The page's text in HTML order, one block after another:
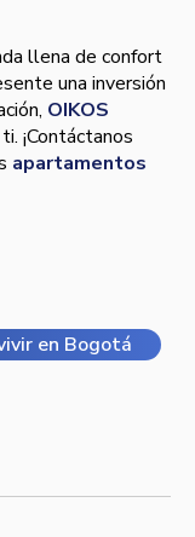
llena de confort
una inversión
OIKOS
¡Contáctanos
apartamentos
en Bogotá